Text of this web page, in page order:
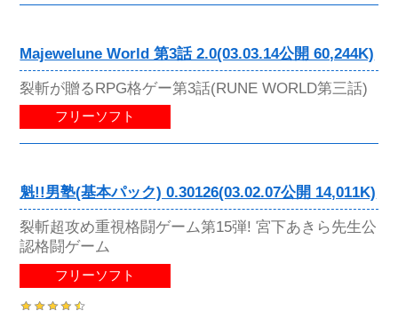
Majewelune World 第3話 2.0(03.03.14公開 60,244K)
裂斬が贈るRPG格ゲー第3話(RUNE WORLD第三話)
フリーソフト
魁!!男塾(基本パック) 0.30126(03.02.07公開 14,011K)
裂斬超攻め重視格闘ゲーム第15弾! 宮下あきら先生公
認格闘ゲーム
フリーソフト